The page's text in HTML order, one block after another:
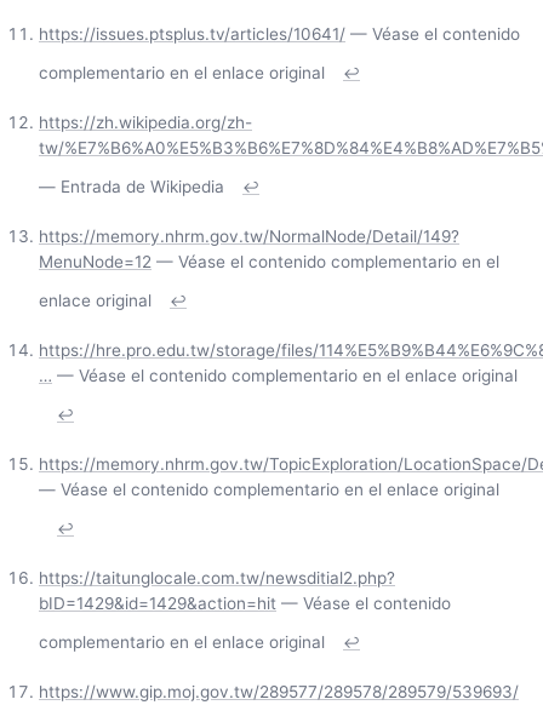
https://issues.ptsplus.tv/articles/10641/ — Véase el contenido
complementario en el enlace original
↩
https://zh.wikipedia.org/zh-
tw/
— Entrada de Wikipedia
↩
https://memory.nhrm.gov.tw/NormalNode/Detail/149?
MenuNode=12 — Véase el contenido complementario en el
enlace original
↩
https://hre.pro.edu.tw/storage/files/
… — Véase el contenido complementario en el enlace original
↩
https://memory.nhrm.gov.tw/TopicExploration/LocationSpace/
— Véase el contenido complementario en el enlace original
↩
https://taitunglocale.com.tw/newsditial2.php?
bID=1429&id=1429&action=hit — Véase el contenido
complementario en el enlace original
↩
https://www.gip.moj.gov.tw/289577/289578/289579/539693/